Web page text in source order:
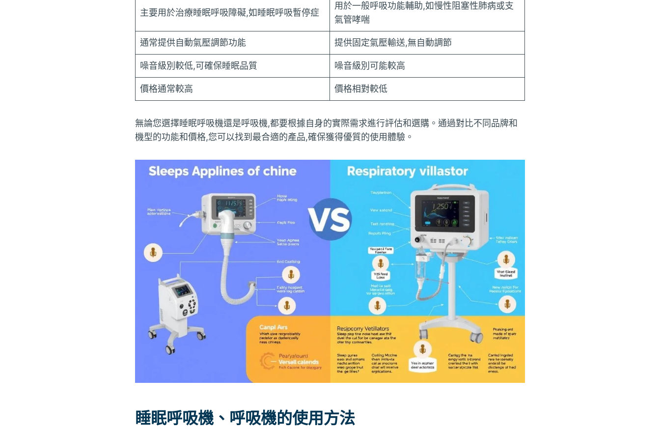
主要用於治療睡眠呼吸障礙,如睡眠呼吸暫停症
用於一般呼吸功能輔助,如慢性阻塞性肺病或支
氣管哮喘
通常提供自動氣壓調節功能 提供固定氣壓輸送,無自動調節
噪音級別較低,可確保睡眠品質 噪音級別可能較高
價格通常較高 價格相對較低
無論您選擇睡眠呼吸機還是呼吸機,都要根據自身的實際需求進行評估和選購。通過對比不同品牌和
機型的功能和價格,您可以找到最合適的產品,確保獲得優質的使用體驗。
睡眠呼吸機、呼吸機的使用方法